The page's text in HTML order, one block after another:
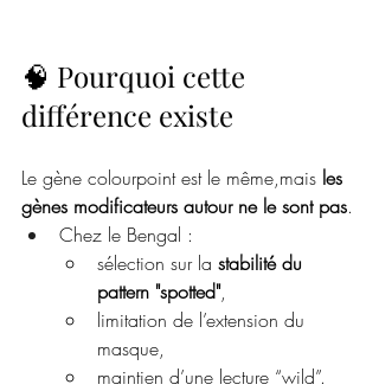
🧠 Pourquoi cette
différence existe
Le gène colourpoint est le même,mais les
gènes modificateurs autour ne le sont pas.
Chez le Bengal :
sélection sur la stabilité du
pattern "spotted",
limitation de l’extension du
masque,
maintien d’une lecture “wild”.